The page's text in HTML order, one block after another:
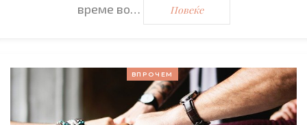
време во… Повеќе
ВПРОЧЕМ